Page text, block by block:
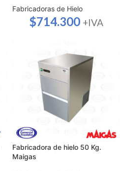
Fabricadoras de Hielo
$714.300 +IVA
Fabricadora de hielo 50 Kg.
Maigas